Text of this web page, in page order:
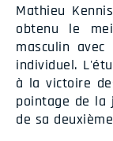
Mathieu
obtenu le
masculin
individuel.
à la victoire
pointage de la
de sa